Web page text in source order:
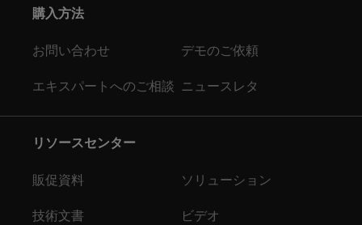
購入方法
お問い合わせ デモのご依頼
エキスパートへのご相談 ニュースレタ
リソースセンター
販促資料 ソリューション
技術文書 ビデオ